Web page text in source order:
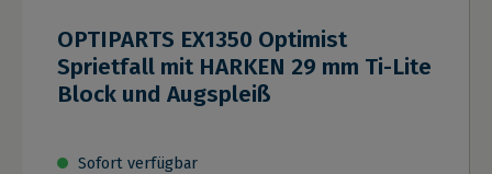
OPTIPARTS EX1350 Optimist
Sprietfall mit HARKEN 29 mm Ti-Lite
Block und Augspleiß
Sofort verfügbar